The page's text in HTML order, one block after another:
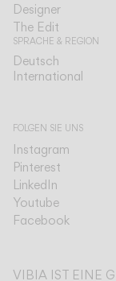
Designer
The Edit
SPRACHE & REGION
Deutsch
International
FOLGEN SIE UNS
Instagram
Pinterest
LinkedIn
Youtube
Facebook
VIBIA IST EINE